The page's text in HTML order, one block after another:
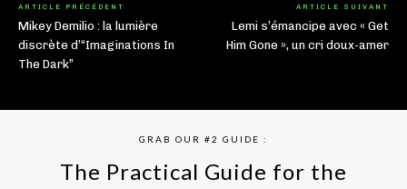
ARTICLE PRÉCÉDENT
Mikey Demilio : la lumière
discrète d’“Imaginations In
The Dark”
ARTICLE SUIVANT
Lemi s’émancipe avec « Get
Him Gone », un cri doux-amer
GRAB OUR #2 GUIDE :
The Practical Guide for the